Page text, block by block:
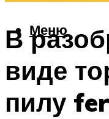
Меню
В
виде
пилу